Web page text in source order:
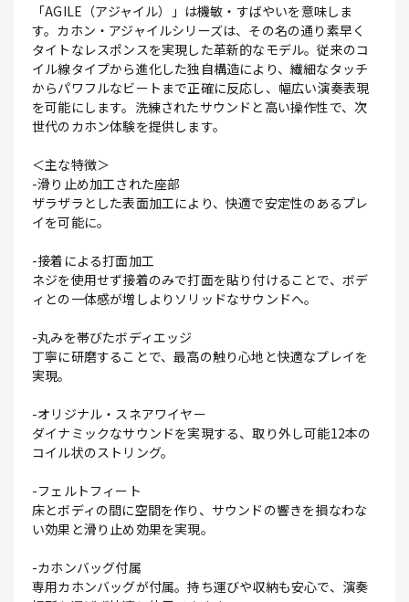
「AGILE（アジャイル）」は機敏・すばやいを意味しま
す。カホン・アジャイルシリーズは、その名の通り素早く
タイトなレスポンスを実現した革新的なモデル。従来のコ
イル線タイプから進化した独自構造により、繊細なタッチ
からパワフルなビートまで正確に反応し、幅広い演奏表現
を可能にします。洗練されたサウンドと高い操作性で、次
世代のカホン体験を提供します。
＜主な特徴＞
-滑り止め加工された座部
ザラザラとした表面加工により、快適で安定性のあるプレ
イを可能に。
-接着による打面加工
ネジを使用せず接着のみで打面を貼り付けることで、ボデ
ィとの一体感が増しよりソリッドなサウンドへ。
-丸みを帯びたボディエッジ
丁寧に研磨することで、最高の触り心地と快適なプレイを
実現。
-オリジナル・スネアワイヤー
ダイナミックなサウンドを実現する、取り外し可能12本の
コイル状のストリング。
-フェルトフィート
床とボディの間に空間を作り、サウンドの響きを損なわな
い効果と滑り止め効果を実現。
-カホンバッグ付属
専用カホンバッグが付属。持ち運びや収納も安心で、演奏